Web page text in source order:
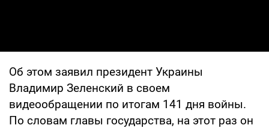
Об этом заявил президент Украины
Владимир Зеленский в своем
видеообращении по итогам 141 дня войны.
По словам главы государства, на этот раз он